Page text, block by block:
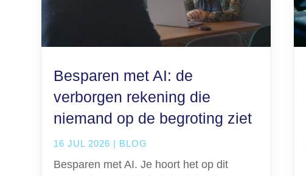
Besparen met AI: de
verborgen rekening die
niemand op de begroting ziet
16 JUL 2026 | BLOG
Besparen met AI. Je hoort het op dit